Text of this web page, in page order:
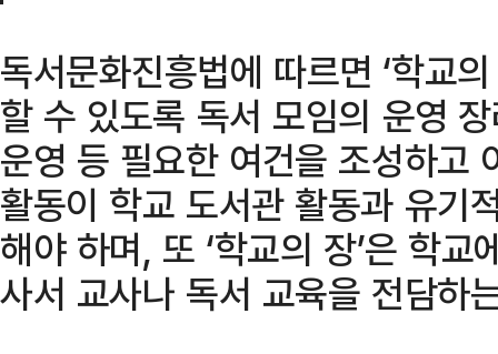
독서문화진흥법에 따르면 ‘학교
할 수 있도록 독서 모임의 운영
운영 등 필요한 여건을 조성하고
활동이 학교 도서관 활동과 유기
해야 하며, 또 ‘학교의 장’은 학
사서 교사나 독서 교육을 전담하